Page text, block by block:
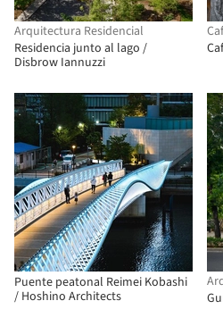
Arquitectura Residencial
Residencia junto al lago /
Disbrow Iannuzzi
Puente peatonal Reimei Kobashi
/ Hoshino Architects